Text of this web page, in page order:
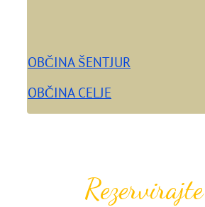
OBČINA ŠENTJUR
OBČINA CELJE